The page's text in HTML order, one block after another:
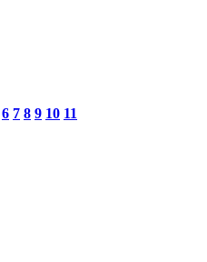
6 7 8 9 10 11